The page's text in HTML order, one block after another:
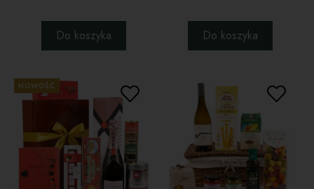
Do koszyka Do koszyka
NOWOŚĆ